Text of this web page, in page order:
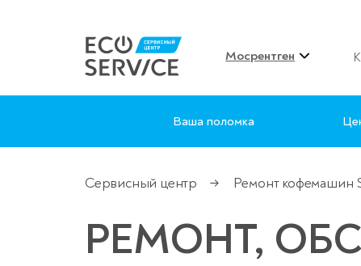
Мосрентген
Ваша поломка
Сервисный центр → Ремонт кофемашин
РЕМОНТ,